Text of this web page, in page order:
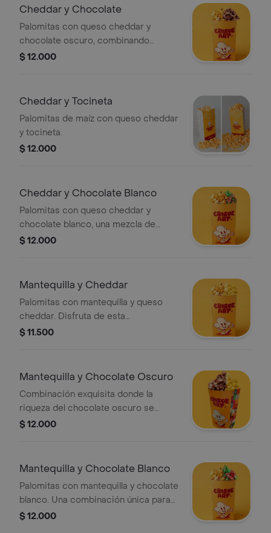
de sabor suave y atractiva para los
sentidos en nuestro paquete
personal.
Cheddar y Chocolate
Palomitas con queso cheddar y
chocolate oscuro, combinando
sabores salados y dulces.
$ 12.000
Cheddar y Tocineta
Palomitas de maíz con queso cheddar
y tocineta.
$ 12.000
Cheddar y Chocolate Blanco
Palomitas con queso cheddar y
chocolate blanco, una mezcla de
sabores salados y dulces.
$ 12.000
Mantequilla y Cheddar
Palomitas con mantequilla y queso
cheddar. Disfruta de esta
combinación clásica.
$ 11.500
Mantequilla y Chocolate Oscuro
Combinación exquisita donde la
riqueza del chocolate oscuro se
realza con la suavidad y aroma de la
en nuestro paquete personal.
$ 12.000
Mantequilla y Chocolate Blanco
Palomitas con mantequilla y chocolate
blanco. Una combinación única para
disfrutar.
$ 12.000